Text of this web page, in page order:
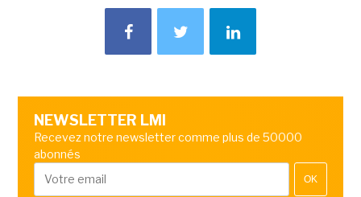
NEWSLETTER LMI
Recevez notre newsletter comme plus de 50000
abonnés
OK